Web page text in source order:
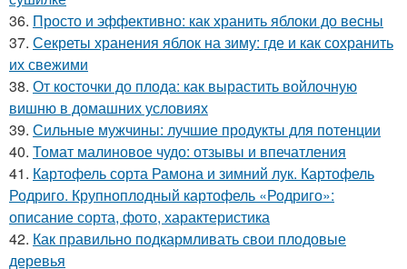
36. Просто и эффективно: как хранить яблоки до весны
37. Секреты хранения яблок на зиму: где и как сохранить
их свежими
38. От косточки до плода: как вырастить войлочную
вишню в домашних условиях
39. Сильные мужчины: лучшие продукты для потенции
40. Томат малиновое чудо: отзывы и впечатления
41. Картофель сорта Рамона и зимний лук. Картофель
Родриго. Крупноплодный картофель «Родриго»:
описание сорта, фото, характеристика
42. Как правильно подкармливать свои плодовые
деревья